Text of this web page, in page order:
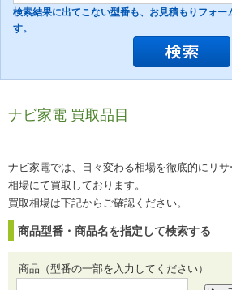
検索結果に出てこない型番も、お見積もりフォー
す。
ナビ家電 買取品目
ナビ家電では、日々変わる相場を徹底的にリ
相場にて買取しております。
買取相場は下記からご確認ください。
商品型番・商品名を指定して検索する
商品（型番の一部を入力してください）